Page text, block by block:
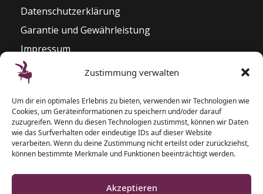
Zustimmung verwalten
Um dir ein optimales Erlebnis zu bieten, verwenden wir Technologien wie
Cookies, um Geräteinformationen zu speichern und/oder darauf
zuzugreifen. Wenn du diesen Technologien zustimmst, können wir Daten
wie das Surfverhalten oder eindeutige IDs auf dieser Website
verarbeiten. Wenn du deine Zustimmung nicht erteilst oder zurückziehst,
können bestimmte Merkmale und Funktionen beeinträchtigt werden.
Akzeptieren
Datenschutzerklärung
Garantie und Gewährleistung
Impressum
Widerrufsrecht
Kontakt
Pianozentrum Hoppe
Sophienblatt 82 – 86
24114 Kiel
T: 0431 – 5 50 87 77
F: 0431 – 2 00 40 09